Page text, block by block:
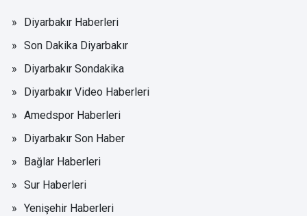
Diyarbakır Haberleri
Son Dakika Diyarbakır
Diyarbakır Sondakika
Diyarbakır Video Haberleri
Amedspor Haberleri
Diyarbakır Son Haber
Bağlar Haberleri
Sur Haberleri
Yenişehir Haberleri